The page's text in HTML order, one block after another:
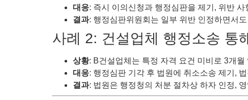
대응: 즉시 이의신청과 행정심판을 제기, 위반
결과: 행정심판위원회는 일부 위반 인정하면서
사례 2: 건설업체 행정소송 통
상황: B건설업체는 특정 자격 요건 미비로 3개월
대응: 행정심판 기각 후 법원에 취소소송 제기,
결과: 법원은 행정청의 처분 절차상 하자 인정,